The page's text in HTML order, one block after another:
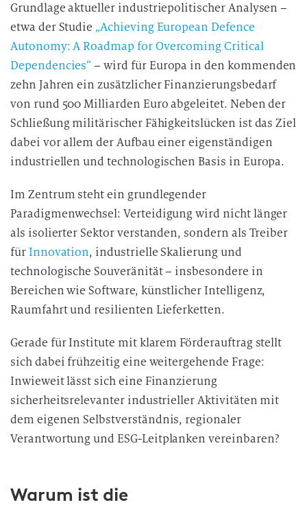
Grundlage aktueller industriepolitischer Analysen –
etwa der Studie „Achieving European Defence
Autonomy: A Roadmap for Overcoming Critical
Dependencies“ – wird für Europa in den kommenden
zehn Jahren ein zusätzlicher Finanzierungsbedarf
von rund 500 Milliarden Euro abgeleitet. Neben der
Schließung militärischer Fähigkeitslücken ist das Ziel
dabei vor allem der Aufbau einer eigenständigen
industriellen und technologischen Basis in Europa.
Im Zentrum steht ein grundlegender
Paradigmenwechsel: Verteidigung wird nicht länger
als isolierter Sektor verstanden, sondern als Treiber
fürInnovation, industrielle Skalierung und
technologische Souveränität – insbesondere in
Bereichen wie Software, künstlicher Intelligenz,
Raumfahrt und resilienten Lieferketten.
Gerade für Institute mit klarem Förderauftrag stellt
sich dabei frühzeitig eine weitergehende Frage:
Inwieweit lässt sich eine Finanzierung
sicherheitsrelevanter industrieller Aktivitäten mit
dem eigenen Selbstverständnis, regionaler
Verantwortung und ESG-Leitplanken vereinbaren?
Warum ist die